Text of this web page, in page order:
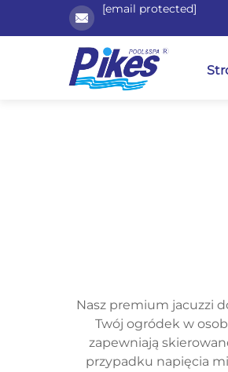
[email protected]
Nasz premium jacuzzi
Twój ogródek w
zapewniają
przypadku napięcia